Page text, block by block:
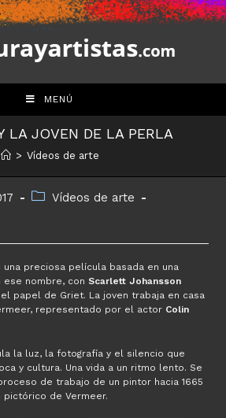
MENÚ
LA JOVEN DE LA PERLA
> Vídeos de arte
Categoría
entrada:
Vídeos de arte
preciosa película basada en una
ese nombre, conScarlett Johansson
papel de Griet. La joven trabaja en casa
representado por el actor Colin
la luz, la fotografía y el silencio que
y cultura. Una vida a un ritmo lento. Se
de trabajo de un pintor hacia 1665
de Vermeer.